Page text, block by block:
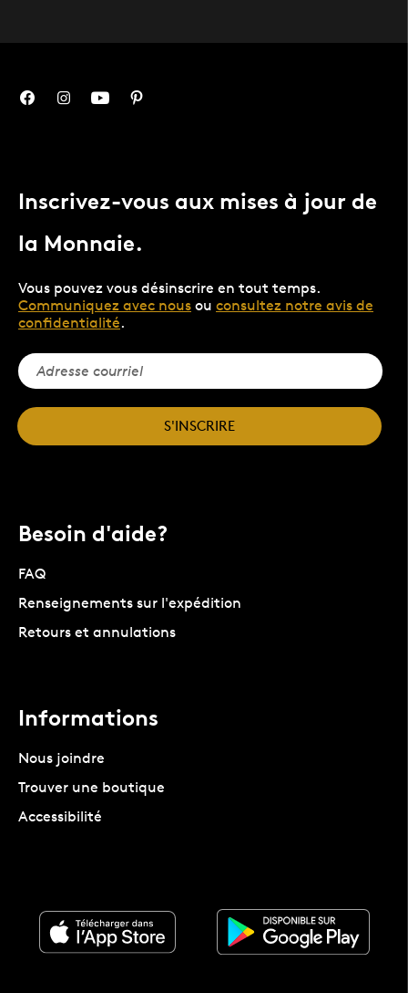
Inscrivez-vous aux mises à jour de
la Monnaie.
Vous pouvez vous désinscrire en tout temps.
Communiquez avec nous ou consultez notre avis de
confidentialité.
S'INSCRIRE
Besoin d'aide?
FAQ
Renseignements sur l'expédition
Retours et annulations
Informations
Nous joindre
Trouver une boutique
Accessibilité